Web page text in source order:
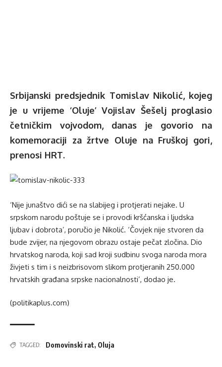
Srbijanski predsjednik Tomislav Nikolić, kojeg
je u vrijeme ‘Oluje’ Vojislav Šešelj proglasio
četničkim vojvodom, danas je govorio na
komemoraciji za žrtve Oluje na Fruškoj gori,
prenosi HRT.
‘Nije junaštvo dići se na slabijeg i protjerati nejake. U
srpskom narodu poštuje se i provodi kršćanska i ljudska
ljubav i dobrota’, poručio je Nikolić. ‘Čovjek nije stvoren da
bude zvijer, na njegovom obrazu ostaje pečat zločina. Dio
hrvatskog naroda, koji sad kroji sudbinu svoga naroda mora
živjeti s tim i s neizbrisovom slikom protjeranih 250.000
hrvatskih građana srpske nacionalnosti’, dodao je.
(politikaplus.com)
TAGGED: Domovinski rat, Oluja